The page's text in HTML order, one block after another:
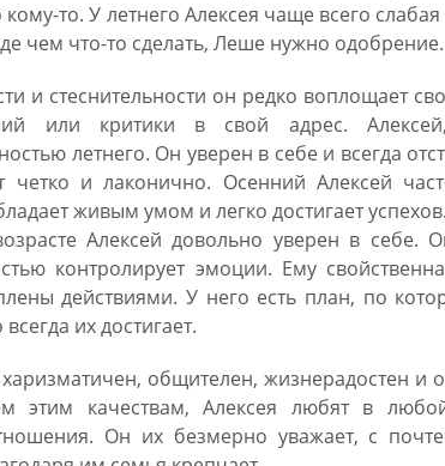
кому-то. У летнего Алексея чаще всего
чем что-то сделать, Леше нужно одобрение.
и стеснительности он редко воплощает
или критики в свой адрес.
летнего. Он уверен в себе и всегда
четко и лаконично. Осенний Алексей
живым умом и легко достигает успехов.
Алексей довольно уверен в себе.
контролирует эмоции. Ему
действиями. У него есть план, по
их достигает.
общителен, жизнерадостен и
этим качествам, Алексея любят в
Он их безмерно уважает, с